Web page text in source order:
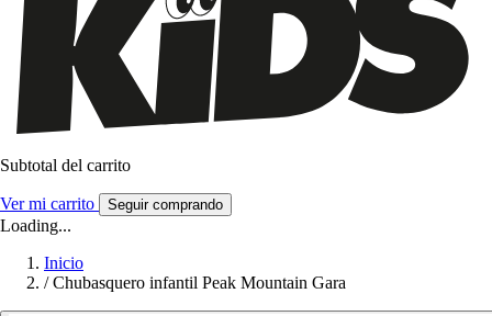
Subtotal del carrito
Ver mi carrito Seguir comprando
Loading...
Inicio
/ Chubasquero infantil Peak Mountain Gara